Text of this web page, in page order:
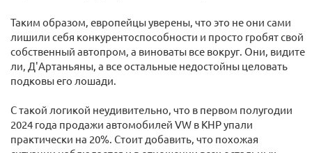
Таким образом, европейцы уверены, что это не они сами
лишили себя конкурентоспособности и просто гробят свой
собственный автопром, а виноваты все вокруг. Они, видите
ли, Д'Артаньяны, а все остальные недостойны целовать
подковы его лошади.
С такой логикой неудивительно, что в первом полугодии
2024 года продажи автомобилей VW в КНР упали
практически на 20%. Стоит добавить, что похожая